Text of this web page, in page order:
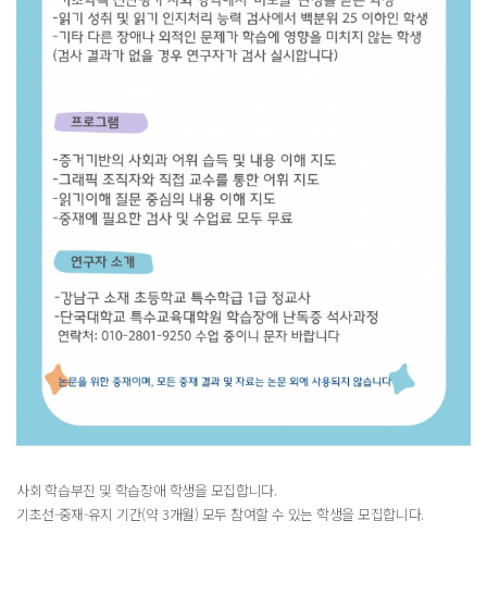
사회 학습부진 및 학습장애 학생을 모집합니다.
기초선-중재-유지 기간(약 3개월) 모두 참여할 수 있는 학생을 모집합니다.